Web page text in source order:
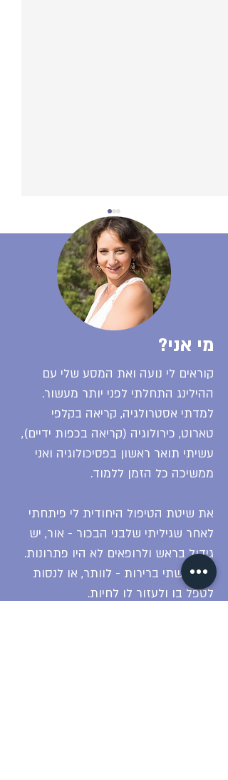
קבלה ותיקון קרמאתי -
למה זה לא מדויק
מי אני?
קוראים לי נועה ואת המסע שלי עם
ההילינג התחלתי לפני יותר מעשור.
למדתי אסטרולגיה, קריאה בקלפי
טארוט, כירולוגיה (קריאה בכפות ידיים),
עשיתי תואר ראשון בפסיכולוגיה ואני
ממשיכה כל הזמן ללמוד.
את שיטת הטיפול היחודית לי פיתחתי
לאחר שגיליתי שלבני הבכור - אור, יש
גידול בראש ולרופאים לא היו פתרונות.
היו לי שתי ברירות - לוותר, או לנסות
לטפל בו ולעזור לו לחיות.